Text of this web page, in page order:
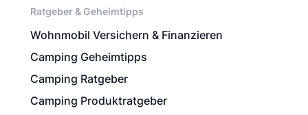
Ratgeber & Geheimtipps
Wohnmobil Versichern & Finanzieren
Camping Geheimtipps
Camping Ratgeber
Camping Produktratgeber